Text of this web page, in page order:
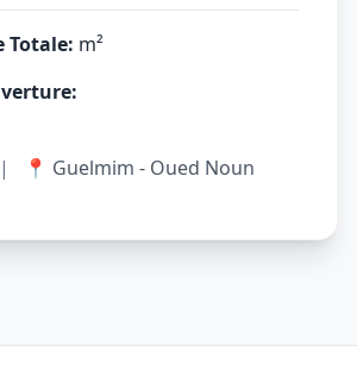
Totale: m²
| 📍 ​Guelmim - Oued Noun